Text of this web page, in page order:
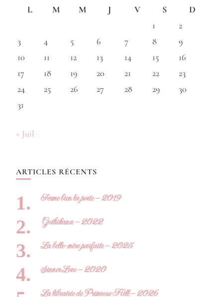
L
M M J V S
D
1
2
3
4 5 6 7 8
9
10
11 12 13 14 15
16
17
18 19 20 21 22
23
24
25 26 27 28 29
30
31
« Juil
ARTICLES RÉCENTS
Ferme bien la porte – 2019
Gothikana – 2022
La belle-mère parfaite – 2025
Sinner Love – 2020
La librairie de Primrose Hill – 2026